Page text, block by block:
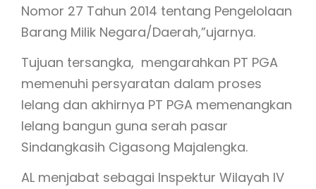
Nomor 27 Tahun 2014 tentang Pengelolaan
Barang Milik Negara/Daerah,”ujarnya.
Tujuan tersangka, mengarahkan PT PGA
memenuhi persyaratan dalam proses
lelang dan akhirnya PT PGA memenangkan
lelang bangun guna serah pasar
Sindangkasih Cigasong Majalengka.
AL menjabat sebagai Inspektur Wilayah IV